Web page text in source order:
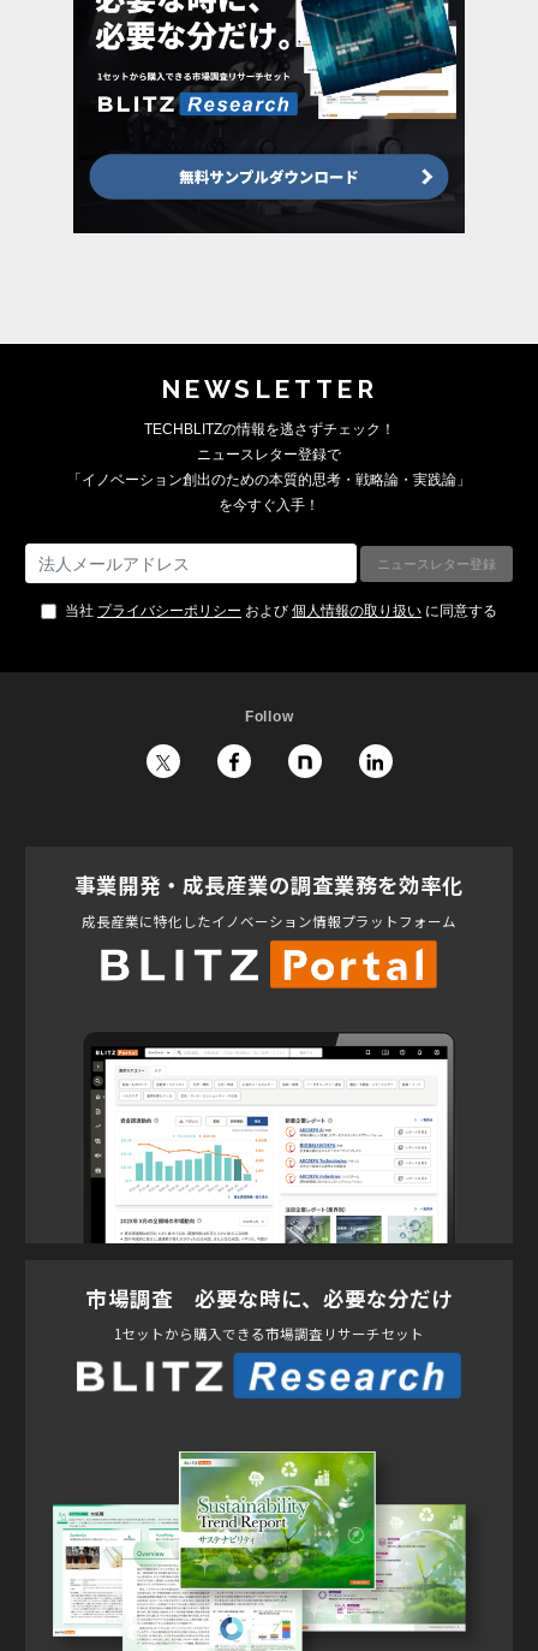
NEWSLETTER
TECHBLITZの情報を逃さずチェック！
ニュースレター登録で
「イノベーション創出のための本質的思考・戦略論・実践論」
を今すぐ入手！
当社 プライバシーポリシー および 個人情報の取り扱い に同意する
Follow
事業開発・成長産業の調査業務を効率化
成長産業に特化したイノベーション情報プラットフォーム
市場調査 必要な時に、必要な分だけ
1セットから購入できる市場調査リサーチセット